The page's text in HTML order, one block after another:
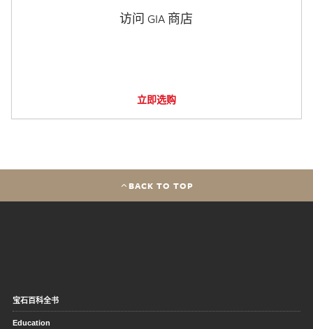
访问 GIA 商店
立即选购
BACK TO TOP
宝石百科全书
Education